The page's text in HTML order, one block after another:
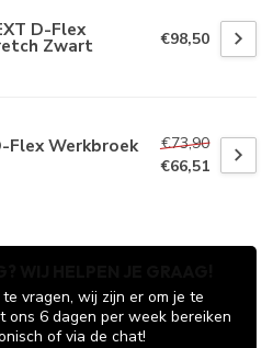
D-Flex
Zwart €98,50
Flex Werkbroek
€73,90
€66,51
vragen, wij zijn er om je te
ons 6 dagen per week bereiken
of via de chat!